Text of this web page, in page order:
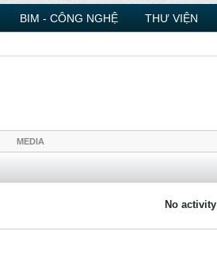
BIM - CÔNG NGHỆ THƯ VIỆN
MEDIA
No